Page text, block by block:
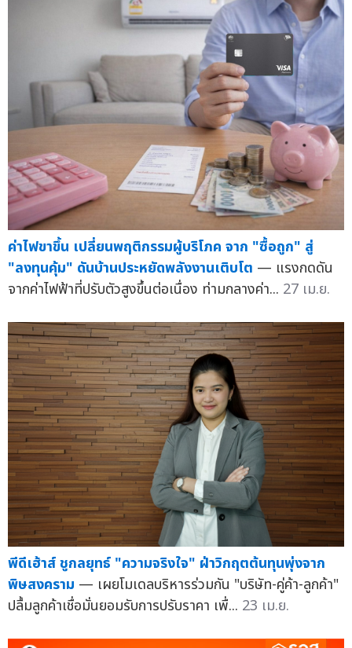
ค่าไฟขาขึ้น เปลี่ยนพฤติกรรมผู้บริโภค จาก "ซื้อถูก" สู่
"ลงทุนคุ้ม" ดันบ้านประหยัดพลังงานเติบโต — แรงกดดัน
จากค่าไฟฟ้าที่ปรับตัวสูงขึ้นต่อเนื่อง ท่ามกลางค่า... 27 เม.ย.
พีดีเฮ้าส์ ชูกลยุทธ์ "ความจริงใจ" ฝ่าวิกฤตต้นทุนพุ่งจาก
พิษสงคราม — เผยโมเดลบริหารร่วมกัน "บริษัท-คู่ค้า-ลูกค้า"
ปลื้มลูกค้าเชื่อมั่นยอมรับการปรับราคา เพื่... 23 เม.ย.